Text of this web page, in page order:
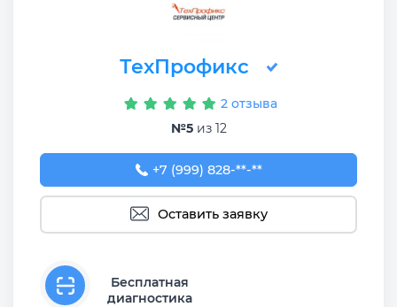
ТехПрофикс
2 отзыва
№5из 12
+7 (999) 828-30-33
+7 (999) 828-**-**
Оставить заявку
Бесплатная
диагностика